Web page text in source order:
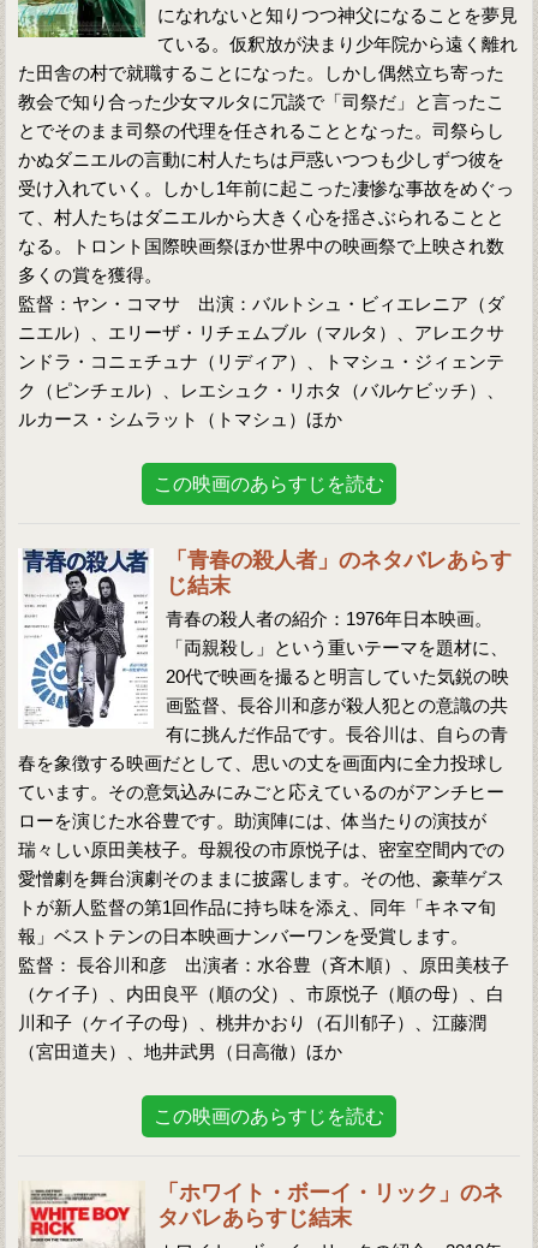
になれないと知りつつ神父になることを夢見
ている。仮釈放が決まり少年院から遠く離れ
た田舎の村で就職することになった。しかし偶然立ち寄った
教会で知り合った少女マルタに冗談で「司祭だ」と言ったこ
とでそのまま司祭の代理を任されることとなった。司祭らし
かぬダニエルの言動に村人たちは戸惑いつつも少しずつ彼を
受け入れていく。しかし1年前に起こった凄惨な事故をめぐっ
て、村人たちはダニエルから大きく心を揺さぶられることと
なる。トロント国際映画祭ほか世界中の映画祭で上映され数
多くの賞を獲得。
監督：ヤン・コマサ 出演：バルトシュ・ビィエレニア（ダ
ニエル）、エリーザ・リチェムブル（マルタ）、アレエクサ
ンドラ・コニェチュナ（リディア）、トマシュ・ジィェンテ
ク（ピンチェル）、レエシュク・リホタ（バルケビッチ）、
ルカース・シムラット（トマシュ）ほか
この映画のあらすじを読む
「青春の殺人者」のネタバレあらす
じ結末
青春の殺人者の紹介：1976年日本映画。
「両親殺し」という重いテーマを題材に、
20代で映画を撮ると明言していた気鋭の映
画監督、長谷川和彦が殺人犯との意識の共
有に挑んだ作品です。長谷川は、自らの青
春を象徴する映画だとして、思いの丈を画面内に全力投球し
ています。その意気込みにみごと応えているのがアンチヒー
ローを演じた水谷豊です。助演陣には、体当たりの演技が
瑞々しい原田美枝子。母親役の市原悦子は、密室空間内での
愛憎劇を舞台演劇そのままに披露します。その他、豪華ゲス
トが新人監督の第1回作品に持ち味を添え、同年「キネマ旬
報」ベストテンの日本映画ナンバーワンを受賞します。
監督： 長谷川和彦 出演者：水谷豊（斉木順）、原田美枝子
（ケイ子）、内田良平（順の父）、市原悦子（順の母）、白
川和子（ケイ子の母）、桃井かおり（石川郁子）、江藤潤
（宮田道夫）、地井武男（日高徹）ほか
この映画のあらすじを読む
「ホワイト・ボーイ・リック」のネ
タバレあらすじ結末